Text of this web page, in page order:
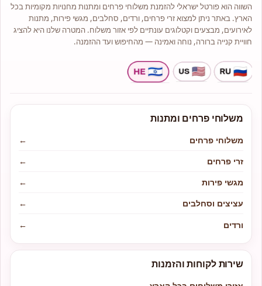
השווה הוא פורטל ישראלי להזמנת משלוחי פרחים ומתנות מחנויות מקומיות בכל
הארץ. באתר ניתן למצוא זרי פרחים, ורדים, סחלבים, מגשי פירות, מתנות
לאירועים, מבצעים וקטלוגים עונתיים לפי אזור משלוח. המטרה שלנו היא להציג
חוויית קנייה ברורה, נוחה ואמינה — מהחיפוש ועד ההזמנה.
משלוחי פרחים ומתנות
משלוחי פרחים
←
זרי פרחים
←
מגשי פירות
←
עציצים וסחלבים
←
ורדים
←
שירות לקוחות והזמנות